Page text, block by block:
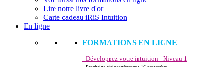
Lire notre livre d'or
Carte cadeau iRiS Intuition
En ligne
FORMATIONS EN LIGNE
- Développez votre intuition - Niveau 1